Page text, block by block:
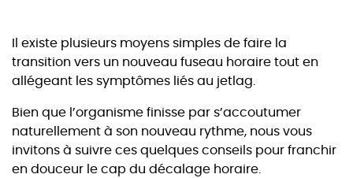
Il existe plusieurs moyens simples de faire la
transition vers un nouveau fuseau horaire tout en
allégeant les symptômes liés au jetlag.
Bien que l’organisme finisse par s’accoutumer
naturellement à son nouveau rythme, nous vous
invitons à suivre ces quelques conseils pour franchir
en douceur le cap du décalage horaire.